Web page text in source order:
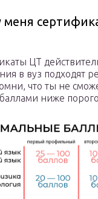
меня
ЦТ
в вуз подходят
что ты не
ниже